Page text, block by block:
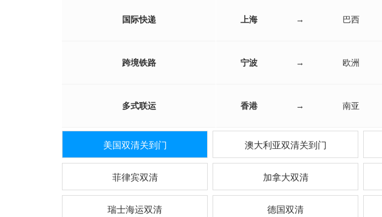
国际快递
跨境铁路
多式联运
上海 → 巴西
宁波 → 欧洲
香港 → 南亚
美国双清关到门 澳大利亚双清关到门
菲律宾双清 加拿大双清
瑞士海运双清 德国双清